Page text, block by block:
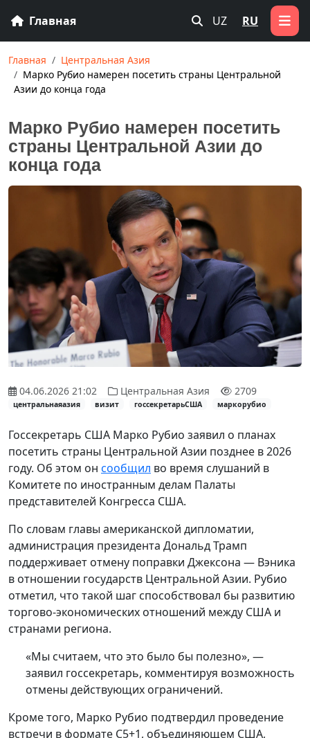
Главная UZ RU
Главная
Центральная Азия
Марко Рубио намерен посетить страны Центральной
Азии до конца года
Марко Рубио намерен посетить
страны Центральной Азии до
конца года
04.06.2026 21:02 Центральная Азия 2709
центральнаяазия визит госсекретарьСША маркорубио
Госсекретарь США Марко Рубио заявил о планах
посетить страны Центральной Азии позднее в 2026
году. Об этом он сообщил во время слушаний в
Комитете по иностранным делам Палаты
представителей Конгресса США.
По словам главы американской дипломатии,
администрация президента Дональд Трамп
поддерживает отмену поправки Джексона — Вэника
в отношении государств Центральной Азии. Рубио
отметил, что такой шаг способствовал бы развитию
торгово-экономических отношений между США и
странами региона.
«Мы считаем, что это было бы полезно», —
заявил госсекретарь, комментируя возможность
отмены действующих ограничений.
Кроме того, Марко Рубио подтвердил проведение
встречи в формате C5+1, объединяющем США,